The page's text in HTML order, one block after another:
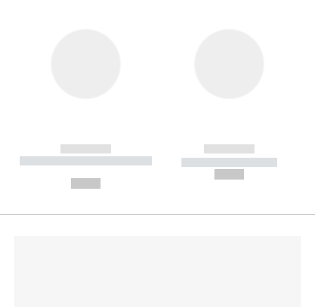
------------
----------- ----------- --------
------------
----------- -----------